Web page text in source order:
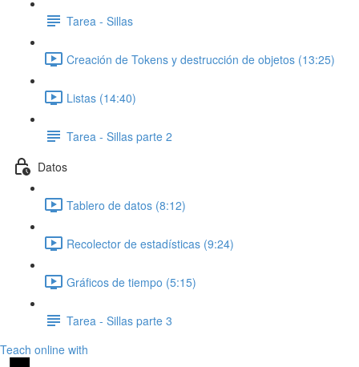
Tarea - Sillas
Creación de Tokens y destrucción de objetos (13:25)
Listas (14:40)
Tarea - Sillas parte 2
Datos
Tablero de datos (8:12)
Recolector de estadísticas (9:24)
Gráficos de tiempo (5:15)
Tarea - Sillas parte 3
Teach online with